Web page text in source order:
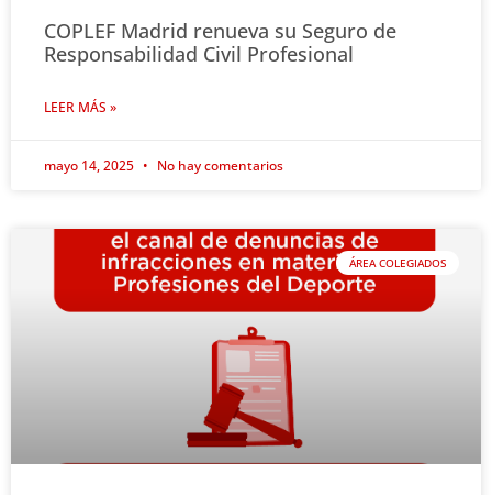
COPLEF Madrid renueva su Seguro de
Responsabilidad Civil Profesional
LEER MÁS »
mayo 14, 2025 No hay comentarios
ÁREA COLEGIADOS